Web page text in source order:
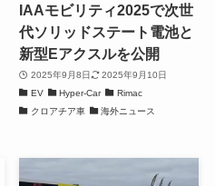
IAAモビリティ2025で次世
代ソリッドステート電池と
新型Eアクスルを公開
2025年9月8日
2025年9月10日
EV
Hyper-Car
Rimac
クロアチア車
海外ニュース